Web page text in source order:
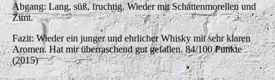
Abgang: Lang, süß, fruchtig. Wieder mit Schattenmorellen und
Zimt.
Fazit: Wieder ein junger und ehrlicher Whisky mit sehr klaren
Aromen. Hat mir überraschend gut gefallen. 84/100 Punkte
(2015)